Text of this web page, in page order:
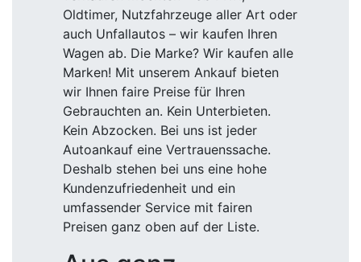
Oldtimer, Nutzfahrzeuge aller Art oder
auch Unfallautos – wir kaufen Ihren
Wagen ab. Die Marke? Wir kaufen alle
Marken! Mit unserem Ankauf bieten
wir Ihnen faire Preise für Ihren
Gebrauchten an. Kein Unterbieten.
Kein Abzocken. Bei uns ist jeder
Autoankauf eine Vertrauenssache.
Deshalb stehen bei uns eine hohe
Kundenzufriedenheit und ein
umfassender Service mit fairen
Preisen ganz oben auf der Liste.